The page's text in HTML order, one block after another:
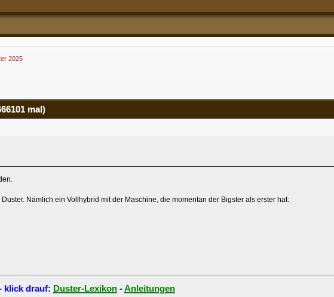
2025
mal)
Nämlich ein Vollhybrid mit der Maschine, die momentan der Bigster als erster hat:
klick drauf: Duster-Lexikon - Anleitungen